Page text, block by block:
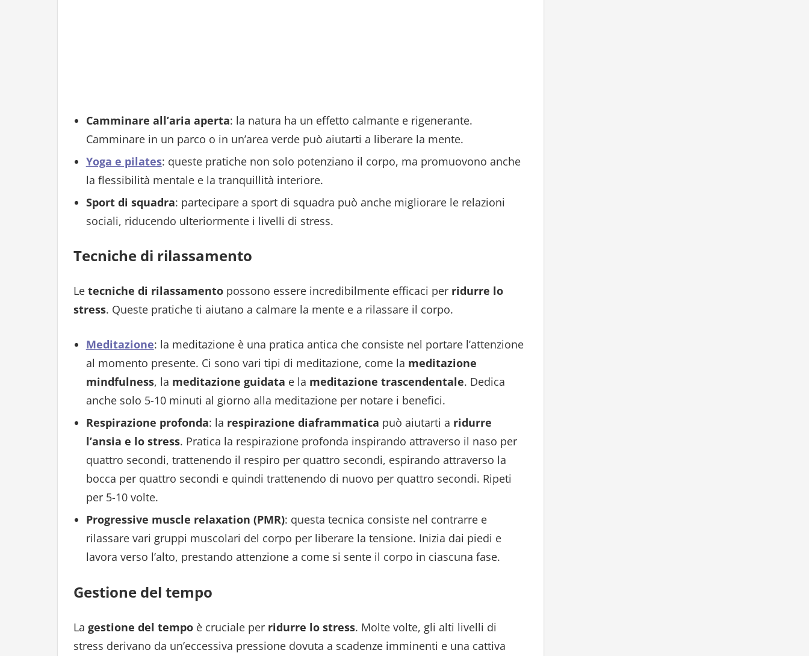
Camminare all’aria aperta: la natura ha un effetto calmante e rigenerante.
Camminare in un parco o in un’area verde può aiutarti a liberare la mente.
Yoga e pilates: queste pratiche non solo potenziano il corpo, ma promuovono anche
la flessibilità mentale e la tranquillità interiore.
Sport di squadra: partecipare a sport di squadra può anche migliorare le relazioni
sociali, riducendo ulteriormente i livelli di stress.
Tecniche di rilassamento
Le tecniche di rilassamentopossono essere incredibilmente efficaci per ridurre lo
stress. Queste pratiche ti aiutano a calmare la mente e a rilassare il corpo.
Meditazione: la meditazione è una pratica antica che consiste nel portare l’attenzione
al momento presente. Ci sono vari tipi di meditazione, come la meditazione
mindfulness, la meditazione guidata e la meditazione trascendentale. Dedica
anche solo 5-10 minuti al giorno alla meditazione per notare i benefici.
Respirazione profonda: la respirazione diaframmatica può aiutarti a ridurre
l’ansia e lo stress. Pratica la respirazione profonda inspirando attraverso il naso per
quattro secondi, trattenendo il respiro per quattro secondi, espirando attraverso la
bocca per quattro secondi e quindi trattenendo di nuovo per quattro secondi. Ripeti
per 5-10 volte.
Progressive muscle relaxation (PMR): questa tecnica consiste nel contrarre e
rilassare vari gruppi muscolari del corpo per liberare la tensione. Inizia dai piedi e
lavora verso l’alto, prestando attenzione a come si sente il corpo in ciascuna fase.
Gestione del tempo
La gestione del tempoè cruciale per ridurre lo stress. Molte volte, gli alti livelli di
stress derivano da un’eccessiva pressione dovuta a scadenze imminenti e una cattiva